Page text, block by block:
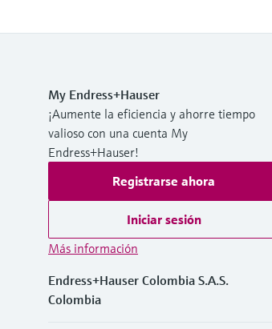
My Endress+Hauser
¡Aumente la eficiencia y ahorre tiempo
valioso con una cuenta My
Endress+Hauser!
Registrarse ahora
Iniciar sesión
Más información
Endress+Hauser Colombia S.A.S.
Colombia